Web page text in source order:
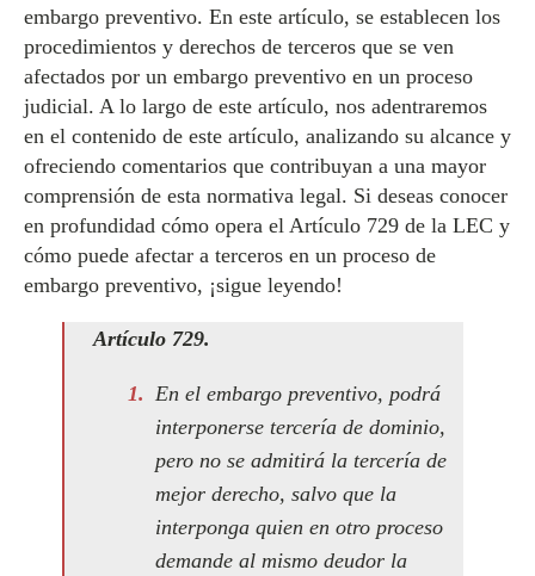
embargo preventivo. En este artículo, se establecen los
procedimientos y derechos de terceros que se ven
afectados por un embargo preventivo en un proceso
judicial. A lo largo de este artículo, nos adentraremos
en el contenido de este artículo, analizando su alcance y
ofreciendo comentarios que contribuyan a una mayor
comprensión de esta normativa legal. Si deseas conocer
en profundidad cómo opera el Artículo 729 de la LEC y
cómo puede afectar a terceros en un proceso de
embargo preventivo, ¡sigue leyendo!
Artículo 729.
En el embargo preventivo, podrá
interponerse tercería de dominio,
pero no se admitirá la tercería de
mejor derecho, salvo que la
interponga quien en otro proceso
demande al mismo deudor la